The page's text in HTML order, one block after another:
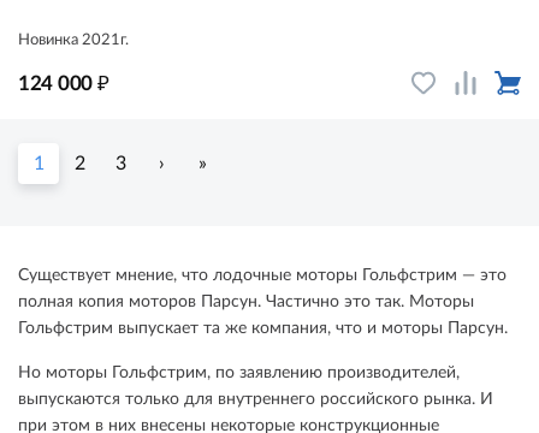
Новинка 2021г.
124 000 ₽
1 2 3 › »
Существует мнение, что лодочные моторы Гольфстрим — это
полная копия моторов Парсун. Частично это так. Моторы
Гольфстрим выпускает та же компания, что и моторы Парсун.
Но моторы Гольфстрим, по заявлению производителей,
выпускаются только для внутреннего российского рынка. И
при этом в них внесены некоторые конструкционные